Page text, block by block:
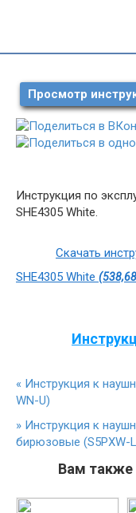
Просмотр
Инструкция по
SHE4305 White.
Скачать
SHE4305 White
« Инструкция к
WN-U)
» Инструкция к
бирюзовые (S5PXW-
Вам также